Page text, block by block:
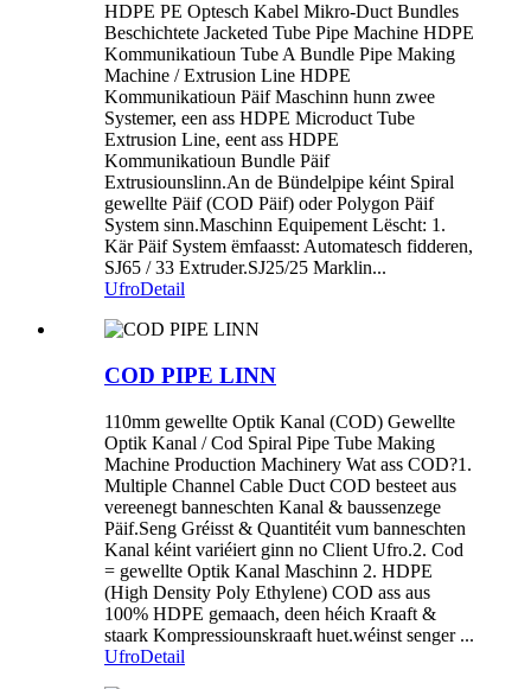
HDPE PE Optesch Kabel Mikro-Duct Bundles
Beschichtete Jacketed Tube Pipe Machine HDPE
Kommunikatioun Tube A Bundle Pipe Making
Machine / Extrusion Line HDPE
Kommunikatioun Päif Maschinn hunn zwee
Systemer, een ass HDPE Microduct Tube
Extrusion Line, eent ass HDPE
Kommunikatioun Bundle Päif
Extrusiounslinn.An de Bündelpipe kéint Spiral
gewellte Päif (COD Päif) oder Polygon Päif
System sinn.Maschinn Equipement Lëscht: 1.
Kär Päif System ëmfaasst: Automatesch fidderen,
SJ65 / 33 Extruder.SJ25/25 Marklin...
UfroDetail
COD PIPE LINN
110mm gewellte Optik Kanal (COD) Gewellte
Optik Kanal / Cod Spiral Pipe Tube Making
Machine Production Machinery Wat ass COD?1.
Multiple Channel Cable Duct COD besteet aus
vereenegt banneschten Kanal & baussenzege
Päif.Seng Gréisst & Quantitéit vum banneschten
Kanal kéint variéiert ginn no Client Ufro.2. Cod
= gewellte Optik Kanal Maschinn 2. HDPE
(High Density Poly Ethylene) COD ass aus
100% HDPE gemaach, deen héich Kraaft &
staark Kompressiounskraaft huet.wéinst senger ...
UfroDetail